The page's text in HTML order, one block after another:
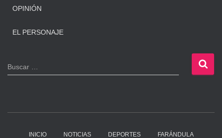
OPINIÓN
EL PERSONAJE
B
u
Buscar …
INICIO NOTICIAS DEPORTES FARÁNDULA